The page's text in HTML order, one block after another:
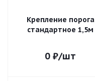
Крепление порога
стандартное 1,5м
0 ₽/шт